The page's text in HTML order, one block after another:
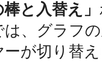
と入替え」
は、グラフ
ーが切り替